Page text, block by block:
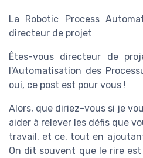
La Robotic Process
directeur de projet
Êtes-vous directeur de
l'Automatisation des
oui, ce post est pour vous !
Alors, que diriez-vous si je
aider à relever les défis que
travail, et ce, tout en
On dit souvent que le rire